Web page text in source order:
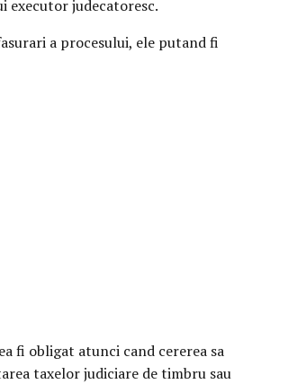
executor judecatoresc.
a procesului, ele putand fi
fi obligat atunci cand cererea sa
taxelor judiciare de timbru sau